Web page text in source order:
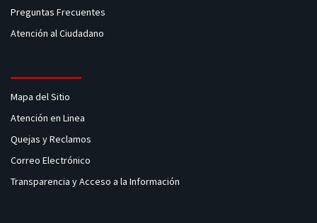
Preguntas Frecuentes
Atención al Ciudadano
Mapa del Sitio
Atención en Linea
Quejas y Reclamos
Correo Electrónico
Transparencia y Acceso a la Información